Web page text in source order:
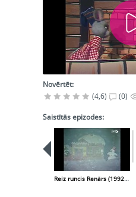
Novērtēt:
(4,6)
(0)
Saistītās epizodes:
Reiz runcis Renārs (1992-03-02)